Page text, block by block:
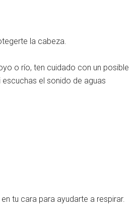
la cabeza.
o río, ten cuidado con un posible
el sonido de aguas
tu cara para ayudarte a respirar.